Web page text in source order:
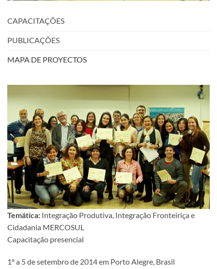
CAPACITAÇÕES
PUBLICAÇÕES
MAPA DE PROYECTOS
Temática: Integração Produtiva, Integração Fronteiriça e
Cidadania MERCOSUL
Capacitação presencial
1º a 5 de setembro de 2014 em Porto Alegre, Brasil